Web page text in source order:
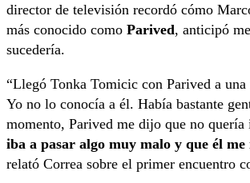
director de televisión recordó cómo
más conocido como Parived, anticipó
sucedería.
“Llegó Tonka Tomicic con Parived a una
Yo no lo conocía a él. Había bastante
momento, Parived me dijo que no quería
iba a pasar algo muy malo y que él
relató Correa sobre el primer encuentro